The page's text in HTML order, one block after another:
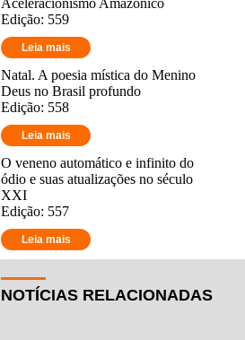
Aceleracionismo Amazônico
Edição: 559
Leia mais
Natal. A poesia mística do Menino
Deus no Brasil profundo
Edição: 558
Leia mais
O veneno automático e infinito do
ódio e suas atualizações no século
XXI
Edição: 557
Leia mais
NOTÍCIAS RELACIONADAS